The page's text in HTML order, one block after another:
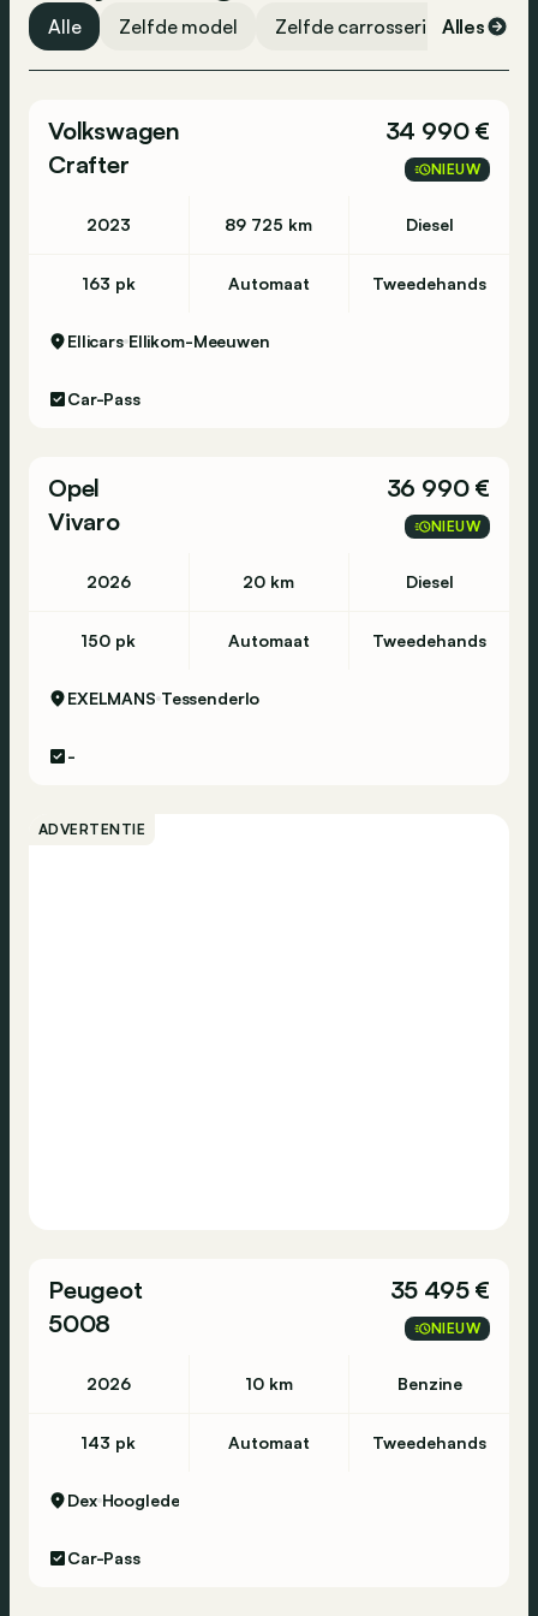
Traction control
Hill-hold assist
ESP
Parkeersensoren achter
DAB-radio
Noodoproep
Alle Zelfde model Zelfde carrosserievorm
Alles
Volkswagen
Crafter
34 990 €
NIEUW
2023 89 725 km Diesel
163 pk Automaat Tweedehands
Ellicars Ellikom-Meeuwen
Car-Pass
Opel
Vivaro
36 990 €
NIEUW
2026 20 km Diesel
150 pk Automaat Tweedehands
EXELMANS Tessenderlo
-
ADVERTENTIE
Peugeot
5008
35 495 €
NIEUW
2026 10 km Benzine
143 pk Automaat Tweedehands
Dex Hooglede
Car-Pass